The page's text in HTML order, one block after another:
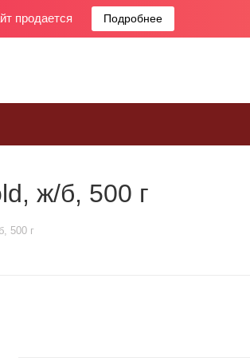
продается Подробнее
ж/б, 500 г
500 г